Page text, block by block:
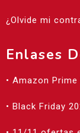
¿Olvide mi
Enlases
• Amazon Prime
• Black Friday